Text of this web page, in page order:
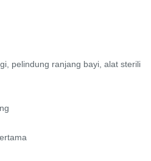
pelindung ranjang bayi, alat sterili